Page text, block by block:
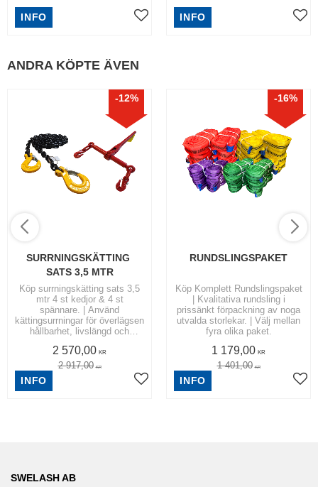
INFO INFO
ANDRA KÖPTE ÄVEN
SURRNINGSKÄTTING
SATS 3,5 MTR
Köp surrningskätting sats 3,5
mtr 4 st kedjor & 4 st
spännare. | Använd
kättingsurrningar för överlägsen
hållbarhet, livslängd och
2 570,00 KR
2 917,00 KR
12%
INFO
RUNDSLINGSPAKET
Köp Komplett Rundslingspaket
| Kvalitativa rundsling i
prissänkt förpackning av noga
utvalda storlekar. | Välj mellan
fyra olika paket.
1 179,00 KR
1 401,00 KR
16%
INFO
SWELASH AB